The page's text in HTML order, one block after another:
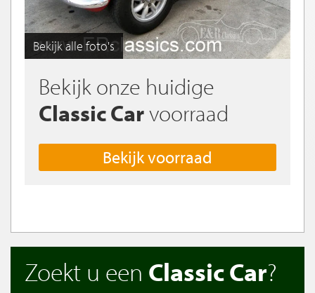
Bekijk alle foto's
Bekijk onze huidige
Classic Carvoorraad
Bekijk voorraad
Zoekt u een Classic Car?